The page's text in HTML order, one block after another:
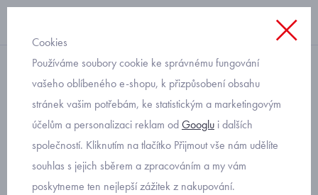
bavlněné
dívčí bavlněná čepice se
srdíčky RDX 0604
Cookies
Používáme soubory cookie ke správnému fungování
vašeho oblíbeného e-shopu, k přizpůsobení obsahu
stránek vašim potřebám, ke statistickým a marketingovým
účelům a personalizaci reklam odGooglu i dalších
společností. Kliknutím na tlačítko Přijmout vše nám udělíte
souhlas s jejich sběrem a zpracováním a my vám
poskytneme ten nejlepší zážitek z nakupování.